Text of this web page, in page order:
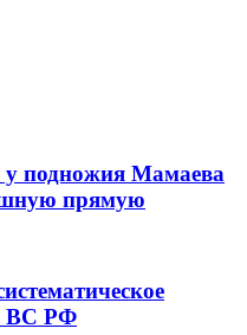
у подножия Мамаева
прямую
ВС РФ